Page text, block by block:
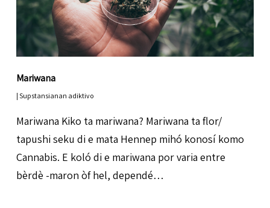
Mariwana
|Supstansianan adiktivo
Mariwana Kiko ta mariwana? Mariwana ta flor/
tapushi seku di e mata Hennep mihó konosí komo
Cannabis. E koló di e mariwana por varia entre
bèrdè -maron òf hel, dependé…